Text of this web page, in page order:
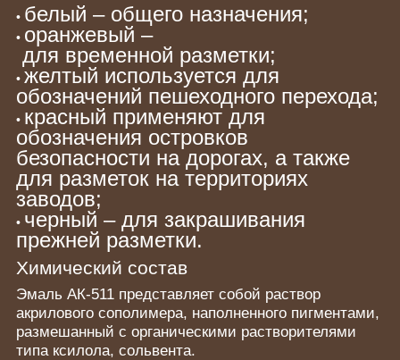
• белый – общего назначения;
• оранжевый –
для временной разметки;
• желтый используется для
обозначений пешеходного перехода;
• красный применяют для
обозначения островков
безопасности на дорогах, а также
для разметок на территориях
заводов;
• черный – для закрашивания
прежней разметки.
Химический состав
Эмаль АК-511 представляет собой раствор
акрилового сополимера, наполненного пигментами,
размешанный с органическими растворителями
типа ксилола, сольвента.